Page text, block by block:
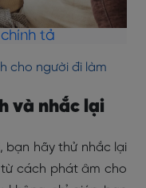
tả
cho người đi làm
và nhắc lại
bạn hãy thử nhắc lại
cách phát âm cho